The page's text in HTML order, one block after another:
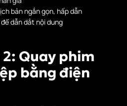
bản ngắn gọn, hấp dẫn
dẫn dắt nội dung
Quay phim
bằng điện